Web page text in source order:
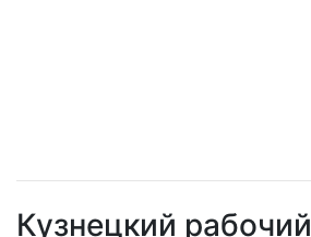
Кузнецкий рабочий